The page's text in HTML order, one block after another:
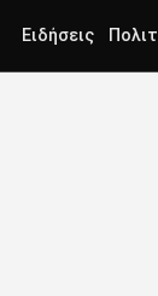
Ειδήσεις